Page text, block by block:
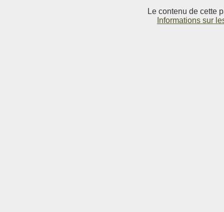
Le contenu de cette
Informations sur